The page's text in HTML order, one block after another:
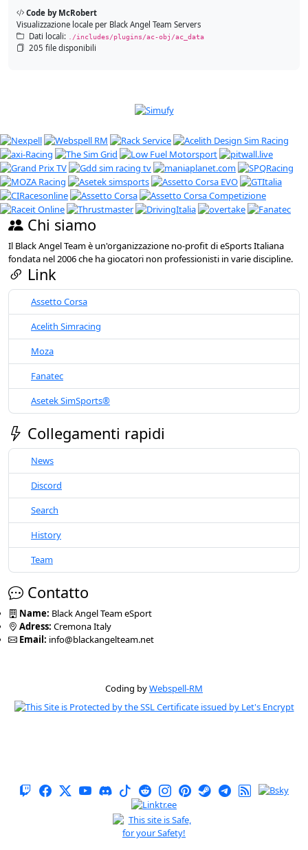
Code by McRobert
Visualizzazione locale per Black Angel Team Servers
Dati locali:
./includes/plugins/ac-obj/ac_data
205 file disponibili
Chi siamo
Il Black Angel Team è un'organizzazione no-profit di eSports Italiana
fondata nel 2006 che ha giocatori non professionisti in varie discipline.
Link
Assetto Corsa
Acelith Simracing
Moza
Fanatec
Asetek SimSports®
Collegamenti rapidi
News
Discord
Search
History
Team
Contatto
Name: Black Angel Team eSport
Adress: Cremona Italy
Email: info@blackangelteam.net
Coding byWebspell-RM